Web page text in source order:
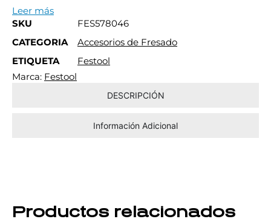
Leer más
SKU
FES578046
CATEGORIA
Accesorios de Fresado
ETIQUETA
Festool
Marca: Festool
DESCRIPCIÓN
Información Adicional
Productos relacionados